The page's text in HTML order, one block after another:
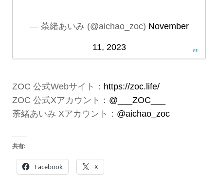
— 荼緒あいみ (@aichao_zoc) November
11, 2023
ZOC 公式Webサイト： https://zoc.life/
ZOC 公式Xアカウント： @___ZOC___
荼緒あいみ Xアカウント： @aichao_zoc
共有:
Facebook X